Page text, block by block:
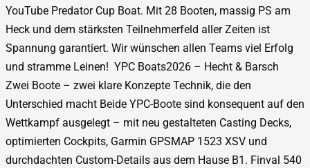
YouTube Predator Cup Boat. Mit 28 Booten, massig PS am
Heck und dem stärksten Teilnehmerfeld aller Zeiten ist
Spannung garantiert. Wir wünschen allen Teams viel Erfolg
und stramme Leinen! YPC Boats2026 – Hecht & Barsch
Zwei Boote – zwei klare Konzepte Technik, die den
Unterschied macht Beide YPC-Boote sind konsequent auf den
Wettkampf ausgelegt – mit neu gestalteten Casting Decks,
optimierten Cockpits, Garmin GPSMAP 1523 XSV und
durchdachten Custom-Details aus dem Hause B1. Finval 540